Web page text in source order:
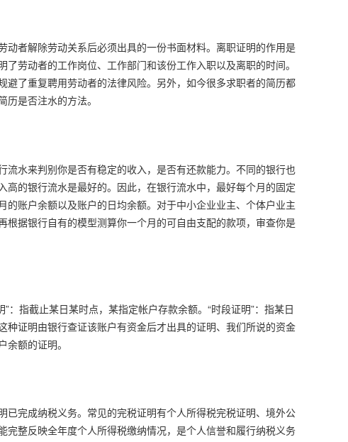
者解除劳动关系后必须出具的一份书面材料。离职证明的作用是
劳动者的工作岗位、工作部门和该份工作入职以及离职的时间。
了重复聘用劳动者的法律风险。另外，如今很多求职者的简历都
是否注水的方法。
水来判别你是否有稳定的收入，是否有还款能力。不同的银行也
的银行流水是最好的。因此，在银行流水中，最好每个月的固定
账户余额以及账户的日均余额。对于中小企业业主、个体户业主
据银行自有的模型测算你一个月的可自由支配的款项，审查你是
：指截止某日某时点，某指定帐户存款余额。“时段证明”：指某日
证明由银行查证该账户有资金后才出具的证明、我们所说的资金
额的证明。
完成纳税义务。常见的完税证明有个人所得税完税证明、境外公
整反映全年度个人所得税缴纳情况，是个人信誉和履行纳税义务